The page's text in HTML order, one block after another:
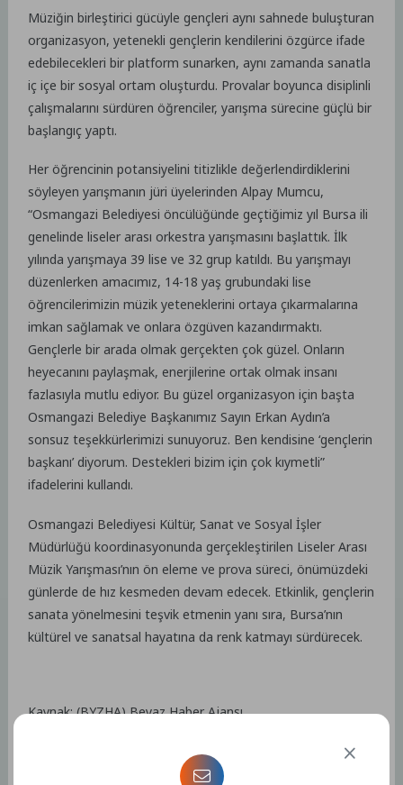
Müziğin birleştirici gücüyle gençleri aynı sahnede buluşturan
organizasyon, yetenekli gençlerin kendilerini özgürce ifade
edebilecekleri bir platform sunarken, aynı zamanda sanatla
iç içe bir sosyal ortam oluşturdu. Provalar boyunca disiplinli
çalışmalarını sürdüren öğrenciler, yarışma sürecine güçlü bir
başlangıç yaptı.
Her öğrencinin potansiyelini titizlikle değerlendirdiklerini
söyleyen yarışmanın jüri üyelerinden Alpay Mumcu,
“Osmangazi Belediyesi öncülüğünde geçtiğimiz yıl Bursa ili
genelinde liseler arası orkestra yarışmasını başlattık. İlk
yılında yarışmaya 39 lise ve 32 grup katıldı. Bu yarışmayı
düzenlerken amacımız, 14-18 yaş grubundaki lise
öğrencilerimizin müzik yeteneklerini ortaya çıkarmalarına
imkan sağlamak ve onlara özgüven kazandırmaktı.
Gençlerle bir arada olmak gerçekten çok güzel. Onların
heyecanını paylaşmak, enerjilerine ortak olmak insanı
fazlasıyla mutlu ediyor. Bu güzel organizasyon için başta
Osmangazi Belediye Başkanımız Sayın Erkan Aydın’a
sonsuz teşekkürlerimizi sunuyoruz. Ben kendisine ‘gençlerin
başkanı’ diyorum. Destekleri bizim için çok kıymetli”
ifadelerini kullandı.
Osmangazi Belediyesi Kültür, Sanat ve Sosyal İşler
Müdürlüğü koordinasyonunda gerçekleştirilen Liseler Arası
Müzik Yarışması’nın ön eleme ve prova süreci, önümüzdeki
günlerde de hız kesmeden devam edecek. Etkinlik, gençlerin
sanata yönelmesini teşvik etmenin yanı sıra, Bursa’nın
kültürel ve sanatsal hayatına da renk katmayı sürdürecek.
Kaynak: (BYZHA) Beyaz Haber Ajansı